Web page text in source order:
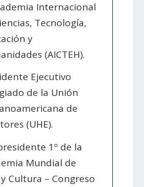
Internacional
Tecnología,
y
(AICTEH).
Ejecutivo
de la Unión
de
(UHE).
1º de la
Mundial de
Cultura – Congreso